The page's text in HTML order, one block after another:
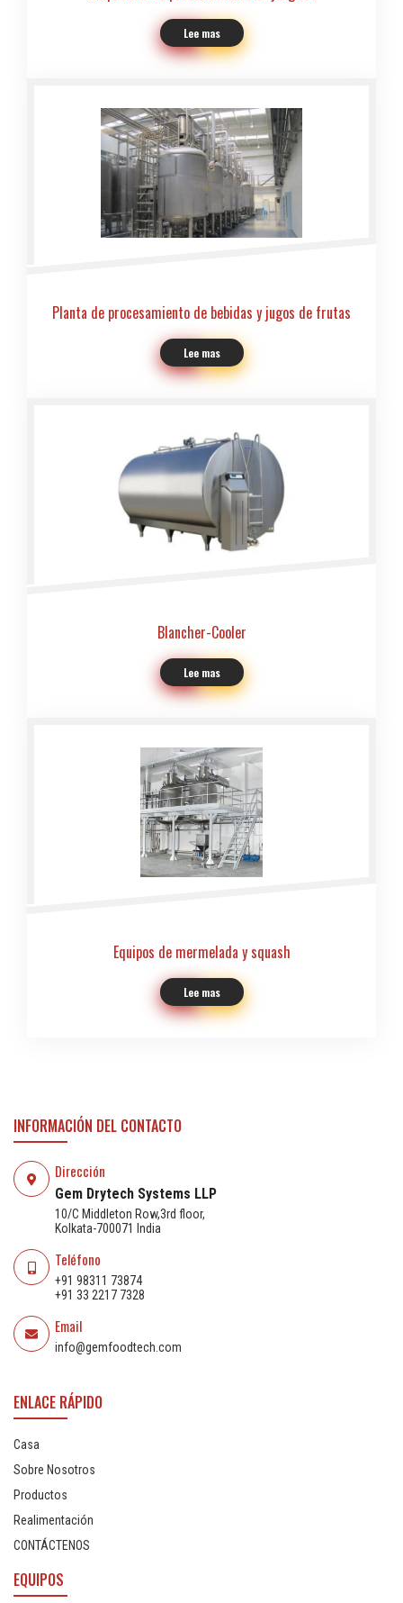
Lee mas
Planta de procesamiento de bebidas y jugos de frutas
Lee mas
Blancher-Cooler
Lee mas
Equipos de mermelada y squash
Lee mas
INFORMACIÓN DEL CONTACTO
Dirección
Gem Drytech Systems LLP
10/C Middleton Row,3rd floor,
Kolkata-700071 India
Teléfono
+91 98311 73874
+91 33 2217 7328
Email
info@gemfoodtech.com
ENLACE RÁPIDO
Casa
Sobre Nosotros
Productos
Realimentación
CONTÁCTENOS
EQUIPOS